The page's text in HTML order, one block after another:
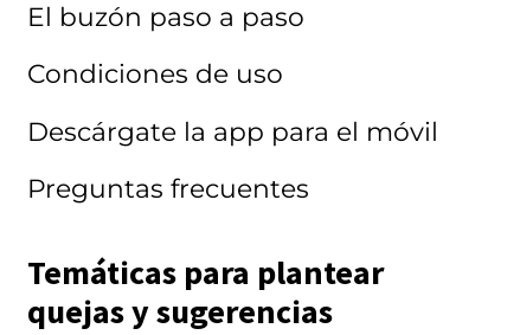
El buzón paso a paso
Condiciones de uso
Descárgate la app para el móvil
Preguntas frecuentes
Temáticas para plantear
quejas y sugerencias